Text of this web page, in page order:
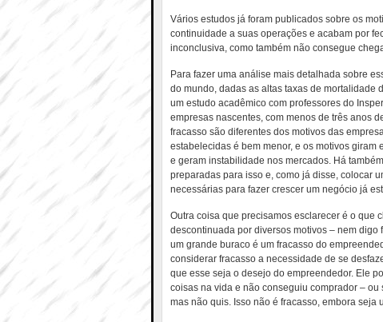
Vários estudos já foram publicados sobre os
continuidade a suas operações e acabam por
inconclusiva, como também não consegue
Para fazer uma análise mais detalhada sobre
do mundo, dadas as altas taxas de mortalidade
um estudo acadêmico com professores do
empresas nascentes, com menos de três anos
fracasso são diferentes dos motivos das
estabelecidas é bem menor, e os motivos
e geram instabilidade nos mercados. Há
preparadas para isso e, como já disse, colocar
necessárias para fazer crescer um negócio já
Outra coisa que precisamos esclarecer é o que
descontinuada por diversos motivos – nem
um grande buraco é um fracasso do
considerar fracasso a necessidade de se
que esse seja o desejo do empreendedor. Ele
coisas na vida e não conseguiu comprador –
mas não quis. Isso não é fracasso, embora